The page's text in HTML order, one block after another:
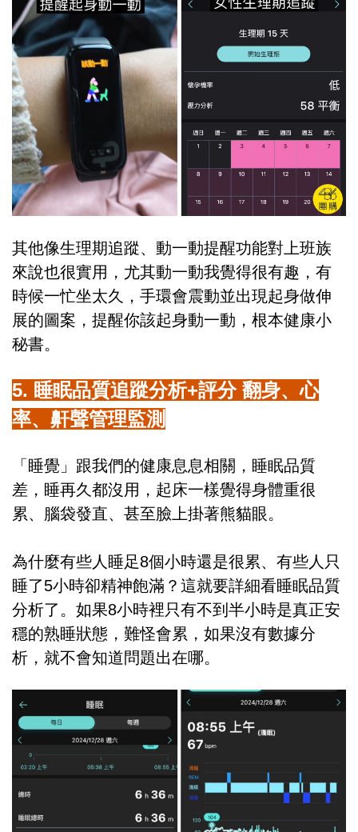
其他像生理期追蹤、動一動提醒功能對上班族
來說也很實用，尤其動一動我覺得很有趣，有
時候一忙坐太久，手環會震動並出現起身做伸
展的圖案，提醒你該起身動一動，根本健康小
秘書。
5. 睡眠品質追蹤分析+評分 翻身、心
率、鼾聲管理監測
「睡覺」跟我們的健康息息相關，睡眠品質
差，睡再久都沒用，起床一樣覺得身體重很
累、腦袋發直、甚至臉上掛著熊貓眼。
為什麼有些人睡足8個小時還是很累、有些人只
睡了5小時卻精神飽滿？這就要詳細看睡眠品質
分析了。如果8小時裡只有不到半小時是真正安
穩的熟睡狀態，難怪會累，如果沒有數據分
析，就不會知道問題出在哪。